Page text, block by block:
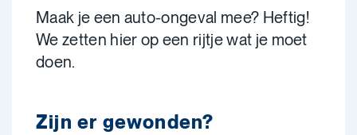
Maak je een auto-ongeval mee? Heftig!
We zetten hier op een rijtje wat je moet
doen.
Zijn er gewonden?